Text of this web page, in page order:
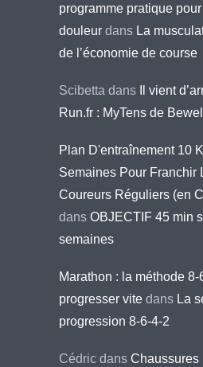
programme pratique
douleur dans La
de l’économie de course
Scibetta dans
Il vient
Run.fr : MyTens de
Plan D'entraînement 10
Semaines Pour Franchir
Coureurs Réguliers (en
dans OBJECTIF 45 min
semaines
Marathon : la méthode
progresser vite dans La
progression 8-6-4-2
Cédric dans Chaussures